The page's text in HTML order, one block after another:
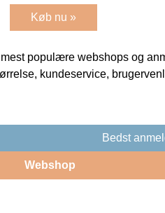
Køb nu »
populære webshops og
kundeservice,
Bedst
Webshop